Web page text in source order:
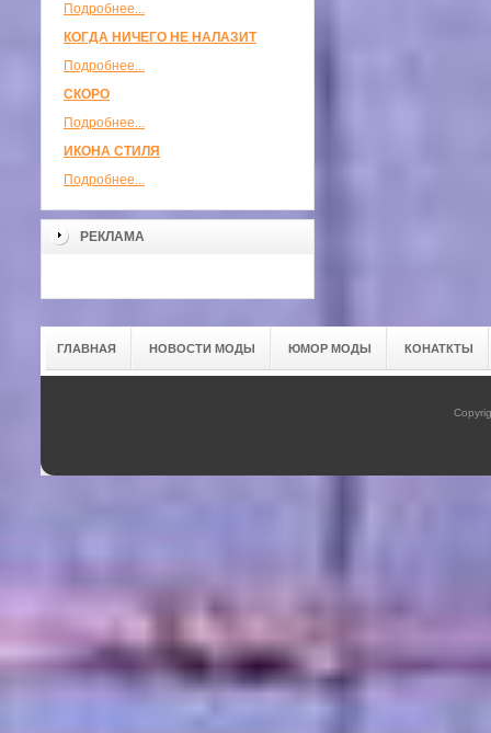
Подробнее...
КОГДА НИЧЕГО НЕ НАЛАЗИТ
Подробнее...
СКОРО
Подробнее...
ИКОНА СТИЛЯ
Подробнее...
РЕКЛАМА
ГЛАВНАЯ НОВОСТИ МОДЫ ЮМОР МОДЫ КОНАТКТЫ